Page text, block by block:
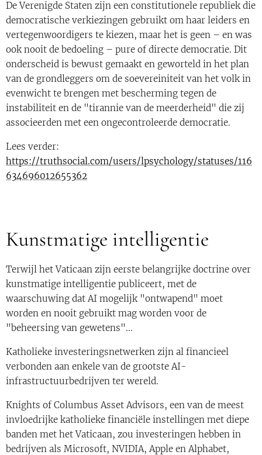
De Verenigde Staten zijn een constitutionele republiek die
democratische verkiezingen gebruikt om haar leiders en
vertegenwoordigers te kiezen, maar het is geen – en was
ook nooit de bedoeling – pure of directe democratie. Dit
onderscheid is bewust gemaakt en geworteld in het plan
van de grondleggers om de soevereiniteit van het volk in
evenwicht te brengen met bescherming tegen de
instabiliteit en de "tirannie van de meerderheid" die zij
associeerden met een ongecontroleerde democratie.
Lees verder:
https://truthsocial.com/users/lpsychology/statuses/116
634696012655362
Kunstmatige intelligentie
Terwijl het Vaticaan zijn eerste belangrijke doctrine over
kunstmatige intelligentie publiceert, met de
waarschuwing dat AI mogelijk "ontwapend" moet
worden en nooit gebruikt mag worden voor de
"beheersing van gewetens"...
Katholieke investeringsnetwerken zijn al financieel
verbonden aan enkele van de grootste AI-
infrastructuurbedrijven ter wereld.
Knights of Columbus Asset Advisors, een van de meest
invloedrijke katholieke financiële instellingen met diepe
banden met het Vaticaan, zou investeringen hebben in
bedrijven als Microsoft, NVIDIA, Apple en Alphabet,